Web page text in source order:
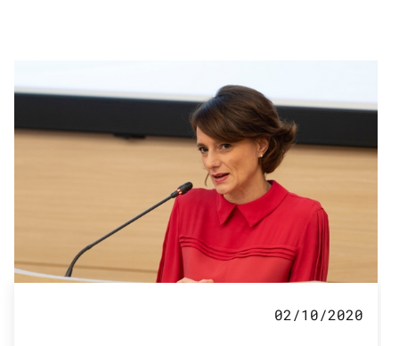
02/10/2020